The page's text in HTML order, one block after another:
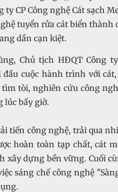
CP Công nghệ Cát sạch
tuyển rửa cát biển thành
dần cạn kiệt.
Chủ tịch HĐQT Công
đầu cuộc hành trình với
tìm tòi, nghiên cứu công
lúc bấy giờ.
tiến công nghệ, trải qua
hoàn toàn tạp chất, cát
dựng bền vững. Cuối
sáng chế công nghệ